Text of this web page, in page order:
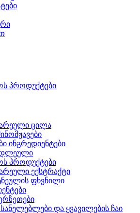
პროდუქტები
ცილა
ინგრედიენტები
პროდუქტები
ექსტრაქტი
ფხვნილი
და ყვავილების ჩაი